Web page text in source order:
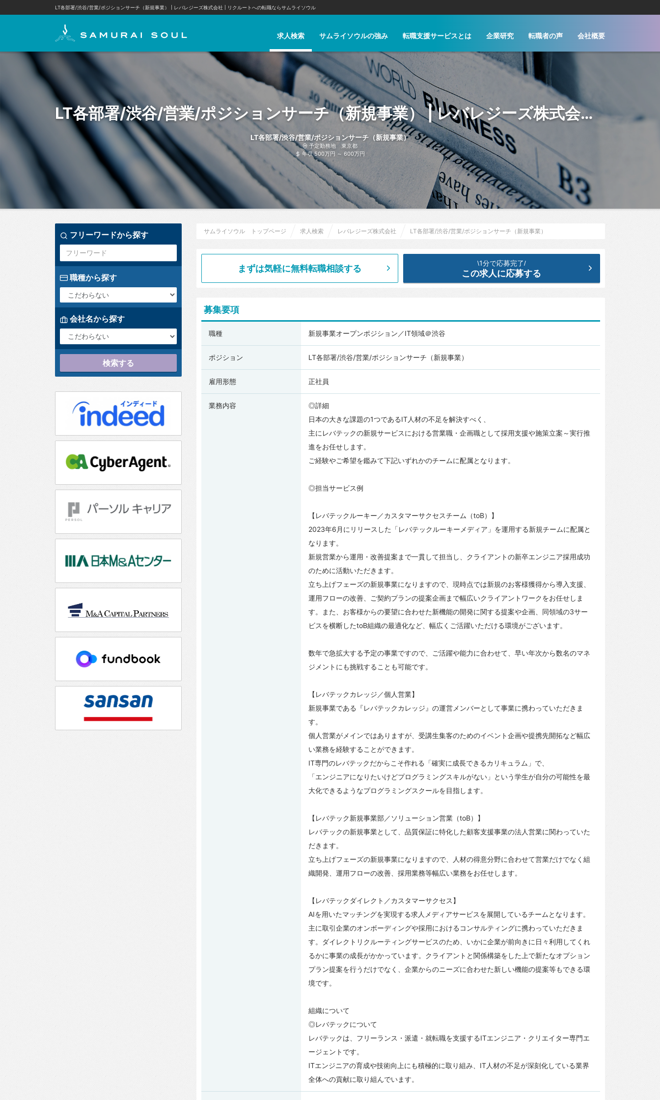
LT各部署/渋谷/営業/ポジションサーチ（新規事業） | レバレジーズ株式会社 リクルートへの転職ならサムライソウル
求人検索 サムライソウルの強み 転職支援サービスとは 企業研究 転職者の声 会社概要
LT各部署/渋谷/営業/ポジションサーチ（新規事業） | レバレジーズ株式会社 | サムライソウル
LT各部署/渋谷/営業/ポジションサーチ（新規事業）
予定勤務地 東京都
年収 500万円 ～ 600万円
サムライソウル トップページ 求人検索 レバレジーズ株式会社 LT各部署/渋谷/営業/ポジションサーチ（新規事業）
まずは気軽に無料転職相談する
\1分で応募完了/
この求人に応募する
募集要項
ジ
ズ
職種 新規事業オープンポジション／IT領域＠渋谷
ポジション LT各部署/渋谷/営業/ポジションサーチ（新規事業）
雇用形態 正社員
業務内容
◎詳細
日本の大きな課題の1つであるIT人材の不足を解決すべく、
主にレバテックの新規サービスにおける営業職・企画職として採用支援や施策立案～実行推
進をお任せします。
ご経験やご希望を鑑みて下記いずれかのチームに配属となります。
◎担当サービス例
【レバテックルーキー／カスタマーサクセスチーム（toB）】
2023年6月にリリースした「レバテックルーキーメディア」を運用する新規チームに配属と
なります。
新規営業から運用・改善提案まで一貫して担当し、クライアントの新卒エンジニア採用成功
のために活動いただきます。
立ち上げフェーズの新規事業になりますので、現時点では新規のお客様獲得から導入支援、
運用フローの改善、ご契約プランの提案企画まで幅広いクライアントワークをお任せしま
す。また、お客様からの要望に合わせた新機能の開発に関する提案や企画、同領域の3サー
ビスを横断したtoB組織の最適化など、幅広くご活躍いただける環境がございます。
数年で急拡大する予定の事業ですので、ご活躍や能力に合わせて、早い年次から数名のマネ
ジメントにも挑戦することも可能です。
【レバテックカレッジ／個人営業】
新規事業である『レバテックカレッジ』の運営メンバーとして事業に携わっていただきま
す。
個人営業がメインではありますが、受講生集客のためのイベント企画や提携先開拓など幅広
い業務を経験することができます。
IT専門のレバテックだからこそ作れる「確実に成長できるカリキュラム」で、
「エンジニアになりたいけどプログラミングスキルがない」という学生が自分の可能性を最
大化できるようなプログラミングスクールを目指します。
【レバテック新規事業部／ソリューション営業（toB）】
レバテックの新規事業として、品質保証に特化した顧客支援事業の法人営業に関わっていた
だきます。
立ち上げフェーズの新規事業になりますので、人材の得意分野に合わせて営業だけでなく組
織開発、運用フローの改善、採用業務等幅広い業務をお任せします。
【レバテックダイレクト／カスタマーサクセス】
AIを用いたマッチングを実現する求人メディアサービスを展開しているチームとなります。
主に取引企業のオンボーディングや採用におけるコンサルティングに携わっていただきま
す。ダイレクトリクルーティングサービスのため、いかに企業が前向きに日々利用してくれ
るかに事業の成長がかかっています。クライアントと関係構築をした上で新たなオプション
プラン提案を行うだけでなく、企業からのニーズに合わせた新しい機能の提案等もできる環
境です。
組織について
◎レバテックについて
レバテックは、フリーランス・派遣・就転職を支援するITエンジニア・クリエイター専門エ
ージェントです。
ITエンジニアの育成や技術向上にも積極的に取り組み、IT人材の不足が深刻化している業界
全体への貢献に取り組んでいます。
フリーワードから探す
職種から探す
会社名から探す
検索する